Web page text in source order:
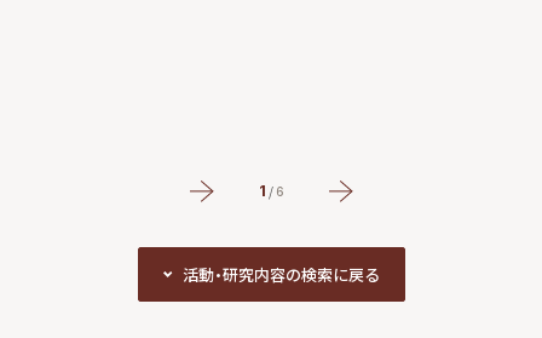
1 / 6
活動・研究内容の検索に戻る
活動・研究内容の検索に戻る